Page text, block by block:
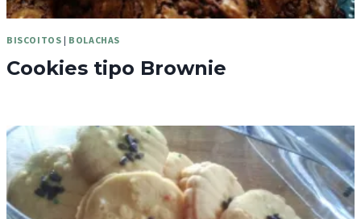
BISCOITOS | BOLACHAS
Cookies tipo Brownie